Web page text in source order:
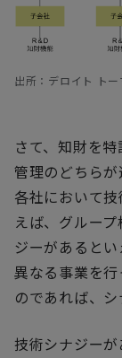
出所：デロイト ト
さて、知財を
管理のどちら
各社において
えば、グルー
ジーがあると
異なる事業を
のであれば、シ
技術シナジー